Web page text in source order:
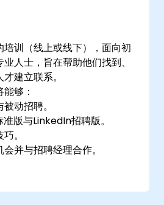
训（线上或线下），面向初
人士，旨在帮助他们找到、
建立联系。
够：
动招聘。
版与LinkedIn招聘版。
。
并与招聘经理合作。